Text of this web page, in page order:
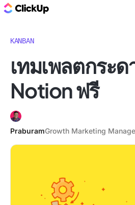
KANBAN
เทมเพลตกระ
Notion ฟรี
PraburamGrowth Marketing